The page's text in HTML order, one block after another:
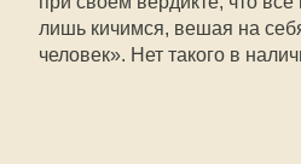
лишь кичимся, вешая на
человек». Нет такого в